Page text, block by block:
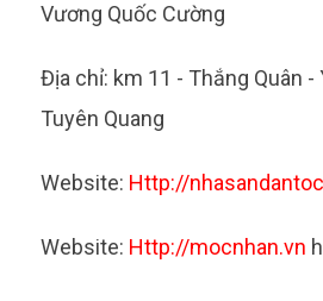
Vương Quốc Cường
Địa chỉ: km 11 - Thắng Quân -
Tuyên Quang
Website: Http://
Website: Http://mocnhan.vn